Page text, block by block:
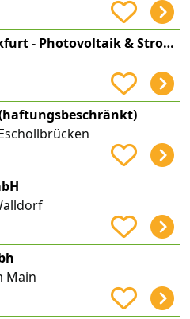
enerix Frankfurt - Photovoltaik & Stromspeicher
Main